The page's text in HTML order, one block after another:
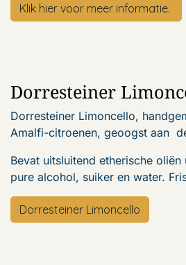
Klik hier voor meer informatie.
Dorresteiner
Dorresteiner Limoncello,
Amalfi-citroenen, geoogst aan
Bevat uitsluitend etherische
pure alcohol, suiker en water.
Dorresteiner Limoncello